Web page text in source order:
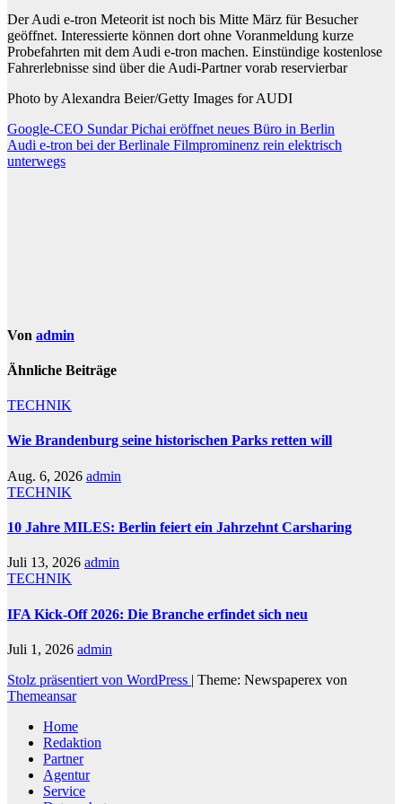
Der Audi e-tron Meteorit ist noch bis Mitte März für Besucher
geöffnet. Interessierte können dort ohne Voranmeldung kurze
Probefahrten mit dem Audi e-tron machen. Einstündige kostenlose
Fahrerlebnisse sind über die Audi-Partner vorab reservierbar
Photo by Alexandra Beier/Getty Images for AUDI
Beitragsnavigation
Google-CEO Sundar Pichai eröffnet neues Büro in Berlin
Audi e-tron bei der Berlinale Filmprominenz rein elektrisch
unterwegs
Von admin
Ähnliche Beiträge
TECHNIK
Wie Brandenburg seine historischen Parks retten will
Aug. 6, 2026 admin
TECHNIK
10 Jahre MILES: Berlin feiert ein Jahrzehnt Carsharing
Juli 13, 2026 admin
TECHNIK
IFA Kick-Off 2026: Die Branche erfindet sich neu
Juli 1, 2026 admin
Stolz präsentiert von WordPress | Theme: Newspaperex von
Themeansar
Home
Redaktion
Partner
Agentur
Service